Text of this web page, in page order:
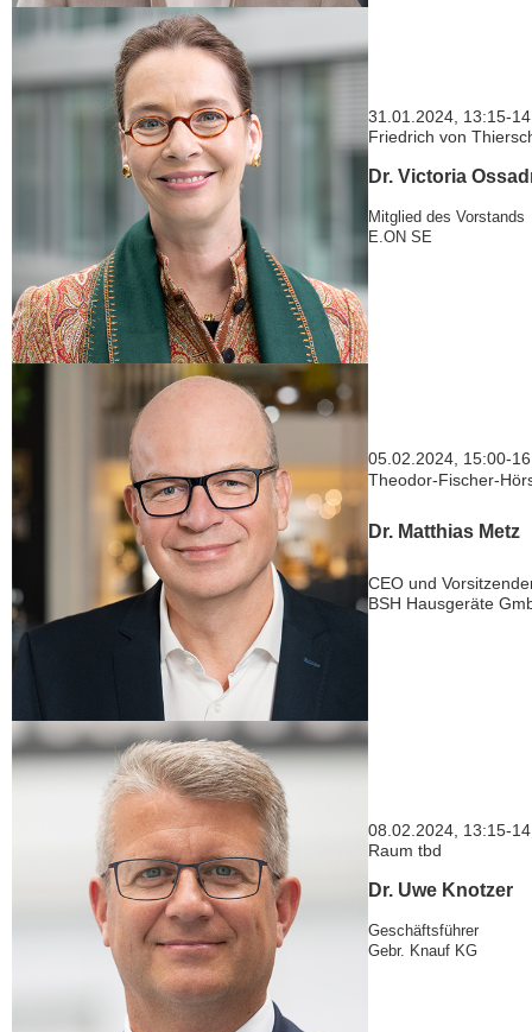
31.01.2024, 13:15-
Friedrich von
Dr. Victoria
Mitglied des Vorstands
E.ON SE
05.02.2024, 15:00-
Theodor-Fischer-
Dr. Matthias Metz
CEO und
BSH Hausgeräte
08.02.2024, 13:15-
Raum tbd
Dr. Uwe Knotzer
Geschäftsführer
Gebr. Knauf KG